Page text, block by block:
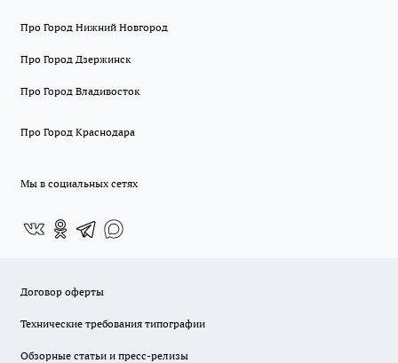
Про Город Нижний Новгород
Про Город Дзержинск
Про Город Владивосток
Про Город Краснодара
Мы в социальных сетях
Договор оферты
Технические требования типографии
Обзорные статьи и пресс-релизы